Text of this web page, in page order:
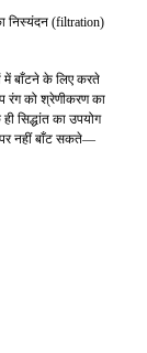
निस्यंदन (filtration)
में बाँटने के लिए करते
रंग को श्रेणीकरण का
सिद्धांत का उपयोग
नहीं बाँट सकते—